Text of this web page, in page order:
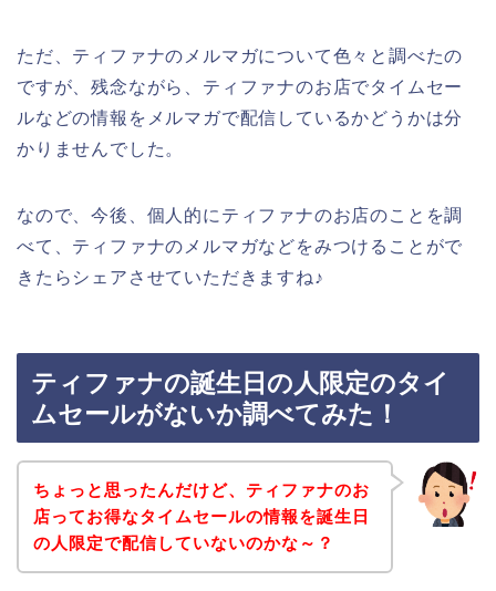
ただ、ティファナのメルマガについて色々と調べたの
ですが、残念ながら、ティファナのお店でタイムセー
ルなどの情報をメルマガで配信しているかどうかは分
かりませんでした。
なので、今後、個人的にティファナのお店のことを調
べて、ティファナのメルマガなどをみつけることがで
きたらシェアさせていただきますね♪
ティファナの誕生日の人限定のタイ
ムセールがないか調べてみた！
ちょっと思ったんだけど、ティファナのお
店ってお得なタイムセールの情報を誕生日
の人限定で配信していないのかな～？